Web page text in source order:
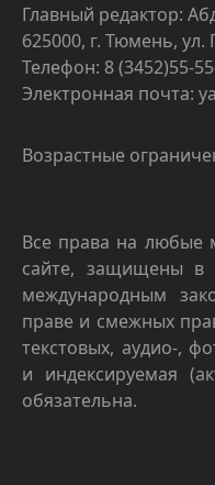
Главный редактор:
625000, г. Тюмень, ул.
Телефон: 8 (3452)55-
Электронная почта:
Возрастные
Все права на любые
сайте, защищены в
международным
праве и смежных
текстовых, аудио-,
и индексируемая
обязательна.